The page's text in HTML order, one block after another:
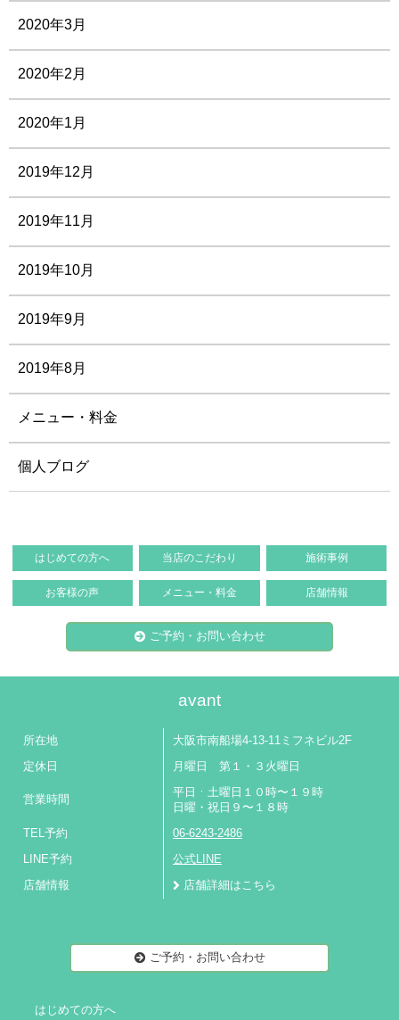
2020年3月
2020年2月
2020年1月
2019年12月
2019年11月
2019年10月
2019年9月
2019年8月
メニュー・料金
個人ブログ
はじめての方へ 当店のこだわり 施術事例
お客様の声 メニュー・料金 店舗情報
ご予約・お問い合わせ
avant
所在地 大阪市南船場4-13-11ミフネビル2F
定休日 月曜日 第１・３火曜日
営業時間
平日ㆍ土曜日１０時〜１９時
日曜・祝日９〜１８時
TEL予約 06-6243-2486
LINE予約 公式LINE
店舗情報 店舗詳細はこちら
ご予約・お問い合わせ
はじめての方へ